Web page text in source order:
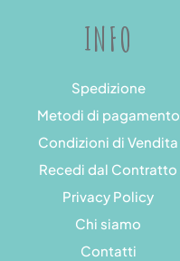
INFO
Spedizione
Metodi di pagamento
Condizioni di Vendita
Recedi dal Contratto
Privacy Policy
Chi siamo
Contatti